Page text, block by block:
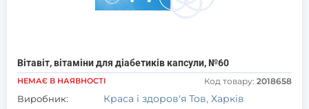
Вітавіт, вітаміни для діабетиків капсули, №60
НЕМАЄ В НАЯВНОСТІ Код товару: 2018658
Виробник: Краса і здоров'я Тов, Харків